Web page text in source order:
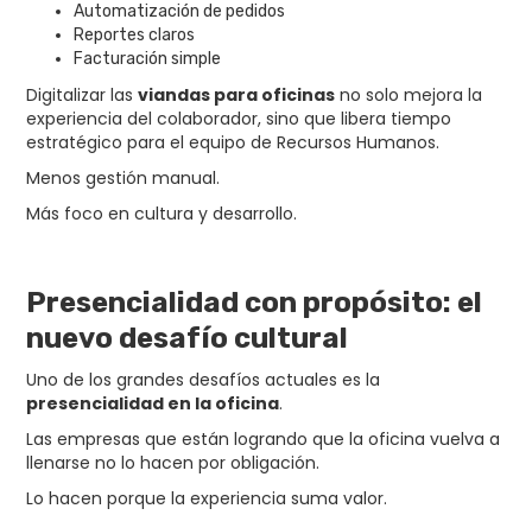
Automatización de pedidos
Reportes claros
Facturación simple
Digitalizar lasviandas para oficinas no solo mejora la
experiencia del colaborador, sino que libera tiempo
estratégico para el equipo de Recursos Humanos.
Menos gestión manual.
Más foco en cultura y desarrollo.
Presencialidad con propósito: el
nuevo desafío cultural
Uno de los grandes desafíos actuales es la
presencialidad en la oficina.
Las empresas que están logrando que la oficina vuelva a
llenarse no lo hacen por obligación.
Lo hacen porque la experiencia suma valor.